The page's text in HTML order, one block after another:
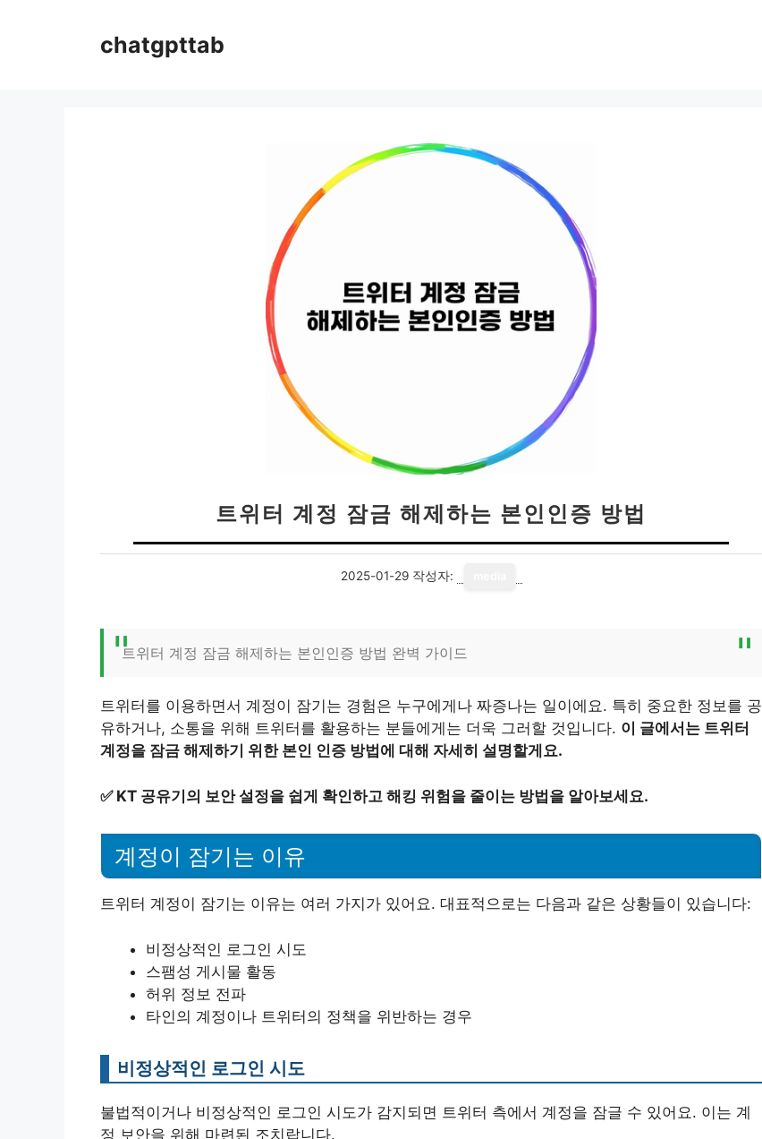
chatgpttab
트위터 계정 잠금 해제하는 본인인증 방법
2025-01-29 작성자:
트위터 계정 잠금 해제하는 본인인증 방법 완벽 가이드
트위터를 이용하면서 계정이 잠기는 경험은 누구에게나 짜증나는 일이에요. 특히 중요한 정보를 공
유하거나, 소통을 위해 트위터를 활용하는 분들에게는 더욱 그러할 것입니다. 이 글에서는 트위터
계정을 잠금 해제하기 위한 본인 인증 방법에 대해 자세히 설명할게요.
✅ KT 공유기의 보안 설정을 쉽게 확인하고 해킹 위험을 줄이는 방법을 알아보세요.
계정이 잠기는 이유
트위터 계정이 잠기는 이유는 여러 가지가 있어요. 대표적으로는 다음과 같은 상황들이 있습니다:
비정상적인 로그인 시도
스팸성 게시물 활동
허위 정보 전파
타인의 계정이나 트위터의 정책을 위반하는 경우
비정상적인 로그인 시도
불법적이거나 비정상적인 로그인 시도가 감지되면 트위터 측에서 계정을 잠글 수 있어요. 이는 계
정 보안을 위해 마련된 조치랍니다.